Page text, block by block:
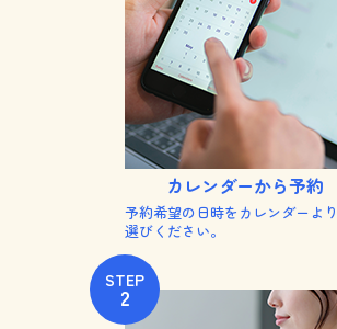
カレンダーから予約
予約希望の日時をカレンダーよ
選びください。
STEP
2